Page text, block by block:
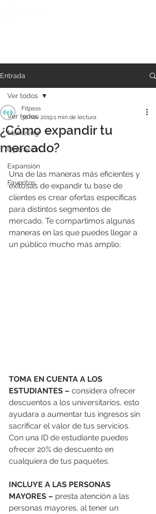
Entrada
Ver todos
Marketing
Operación
Expansión
Favoritos
Ver todos
¿Cómo expandir tu
mercado?
Fitpass
30 nov 20191 min de lectura
Una de las maneras más eficientes y
exitosas de expandir tu base de
clientes es crear ofertas específicas
para distintos segmentos de
mercado. Te compartimos algunas
maneras en las que puedes llegar a
un público mucho más amplio:
TOMA EN CUENTA A LOS
ESTUDIANTES – considera ofrecer
descuentos a los universitarios, esto
ayudara a aumentar tus ingresos sin
sacrificar el valor de tus servicios.
Con una ID de estudiante puedes
ofrecer 20% de descuento en
cualquiera de tus paquetes.
INCLUYE A LAS PERSONAS
MAYORES – presta atención a las
personas mayores, al tener un